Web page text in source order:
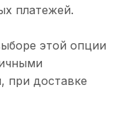
платежей.
этой опции
при доставке